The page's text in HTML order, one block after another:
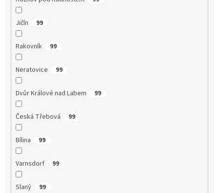
Jičín 99
Rakovník 99
Neratovice 99
Dvůr Králové nad Labem 99
Česká Třebová 99
Bílina 99
Varnsdorf 99
Slaný 99